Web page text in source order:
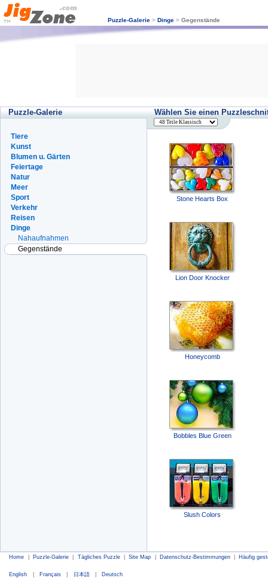
Puzzle-Galerie >Dinge >Gegenstände
Puzzle-Galerie Wählen Sie einen
Stone Hearts Box
Lion Door Knocker
Honeycomb
Bobbles Blue Green
Slush Colors
Tiere
Kunst
Blumen u. Gärten
Feiertage
Natur
Meer
Sport
Verkehr
Reisen
Dinge
Nahaufnahmen
Gegenstände
Home Puzzle-Galerie Tägliches Puzzle Site Map Datenschutz-Bestimmungen Häufig
English Français 日本語 Deutsch